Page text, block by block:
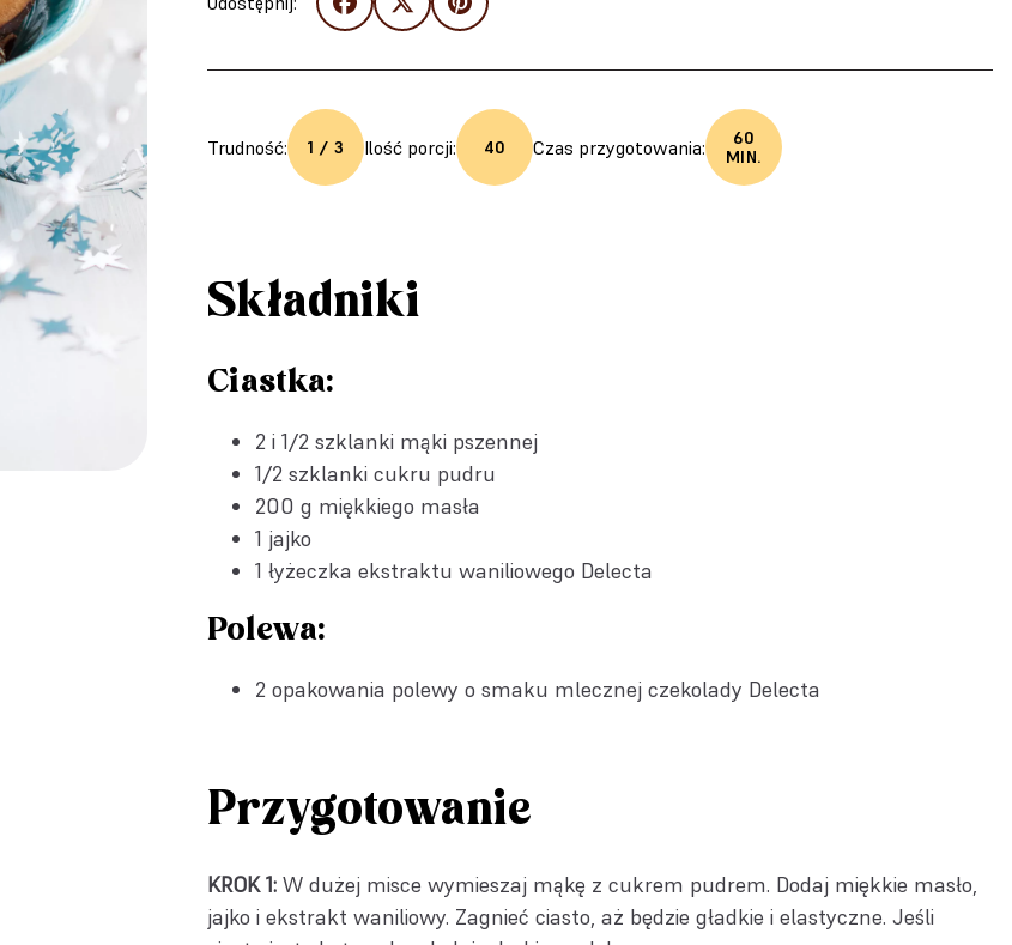
Trudność: 1 / 3 Ilość porcji: 40 Czas przygotowania:
60
MIN.
Składniki
Ciastka:
2 i 1/2 szklanki mąki pszennej
1/2 szklanki cukru pudru
200 g miękkiego masła
1 jajko
1 łyżeczka ekstraktu waniliowego Delecta
Polewa:
2 opakowania polewy o smaku mlecznej czekolady Delecta
Przygotowanie
KROK 1: W dużej misce wymieszaj mąkę z cukrem pudrem. Dodaj miękkie masło,
jajko i ekstrakt waniliowy. Zagnieć ciasto, aż będzie gładkie i elastyczne. Jeśli